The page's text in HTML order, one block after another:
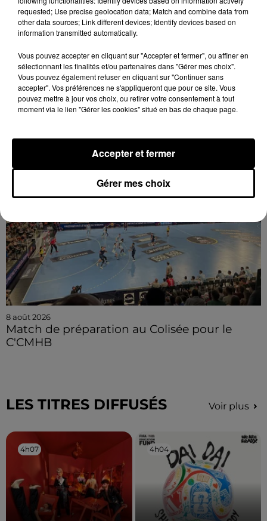
8 août 2026
Trois nocturnes en août au Refuge La
Tanière
8 août 2026
Match de préparation au Colisée pour le
C'CMHB
LES TITRES DIFFUSÉS Voir plus
4h07
4h07 4h04
4h04
requested; Use precise geolocation data; Match and combine data from
other data sources; Link different devices; Identify devices based on
information transmitted automatically.
Vous pouvez accepter en cliquant sur "Accepter et fermer", ou affiner en
sélectionnant les finalités et/ou partenaires dans "Gérer mes choix".
Vous pouvez également refuser en cliquant sur "Continuer sans
accepter". Vos préférences ne s'appliqueront que pour ce site. Vous
pouvez mettre à jour vos choix, ou retirer votre consentement à tout
moment via le lien "Gérer les cookies" situé en bas de chaque page.
Gérer mes choix
Accepter et fermer